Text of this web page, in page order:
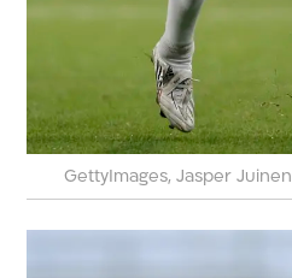
GettyImages, Jasper Juinen